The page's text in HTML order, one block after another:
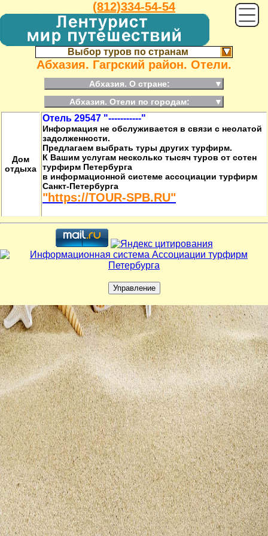
(812)334-54-54
Выбор туров по странам
Абхазия. Гагрский район. Отели.
Абхазия. О стране:
▼
Абхазия. Отели по городам:
▼
Дом
отдыха
Отель 29547 "-----------"
Информация не обслуживается в связи с неолатой
задолженности.
Предлагаем выбрать туры других турфирм.
К Вашим услугам несколько тысяч туров от сотен
турфирм Петербурга
в информационной системе ассоциации турфирм
Санкт-Петербурга
"https://TOUR-SPB.RU"